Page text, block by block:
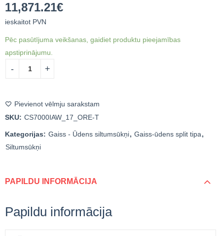
11,871.21€
ieskaitot PVN
Pēc pasūtījuma veikšanas, gaidiet produktu pieejamības
apstiprinājumu.
Pievienot vēlmju sarakstam
SKU: CS7000IAW_17_ORE-T
Kategorijas: Gaiss - Ūdens siltumsūkņi, Gaiss-ūdens split tipa,
Siltumsūkņi
PAPILDU INFORMĀCIJA
Papildu informācija